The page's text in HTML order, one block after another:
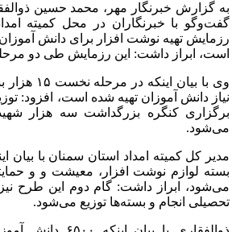
به گزارش خبرنگار مهر، محمد حسین
گفت‌وگو با خبرنگاران در محل کمیته
رزمایش تهیه نوشت افزار برای دانش
است، ابراز داشت: این رزمایش طی دو
وی با بیان
نیاز دانش آموزان تهیه شده است، افزود:
برگزاری کنگره بزرگداشت سه هزار
می‌شود.
بسته لوازم نوشت افزار، معیشت و و
می‌شود، ابراز داشت: گام دوم این طرح
تحصیلی انجام و بسته‌ها توزیع می‌شود.